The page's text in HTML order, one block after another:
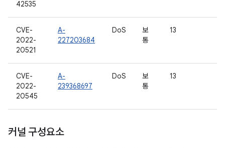
42535
CVE-
2022-
20521
A-
227203684
DoS
보
통
13
CVE-
2022-
20545
A-
239368697
DoS
보
통
13
커널 구성요소